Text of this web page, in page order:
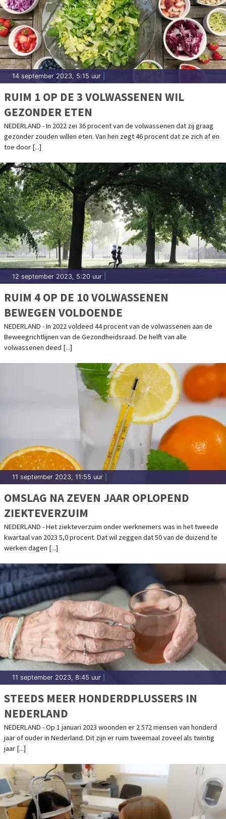
14 september 2023, 5:15 uur
RUIM 1 OP DE 3 VOLWASSENEN WIL
GEZONDER ETEN
NEDERLAND - In 2022 zei 36 procent van de volwassenen dat zij graag
gezonder zouden willen eten. Van hen zegt 46 procent dat ze zich af en
toe door [...]
12 september 2023, 5:20 uur
RUIM 4 OP DE 10 VOLWASSENEN
BEWEGEN VOLDOENDE
NEDERLAND - In 2022 voldeed 44 procent van de volwassenen aan de
Beweegrichtlijnen van de Gezondheidsraad. De helft van alle
volwassenen deed [...]
11 september 2023, 11:55 uur
OMSLAG NA ZEVEN JAAR OPLOPEND
ZIEKTEVERZUIM
NEDERLAND - Het ziekteverzuim onder werknemers was in het tweede
kwartaal van 2023 5,0 procent. Dat wil zeggen dat 50 van de duizend te
werken dagen [...]
11 september 2023, 8:45 uur
STEEDS MEER HONDERDPLUSSERS IN
NEDERLAND
NEDERLAND - Op 1 januari 2023 woonden er 2 572 mensen van honderd
jaar of ouder in Nederland. Dit zijn er ruim tweemaal zoveel als twintig
jaar [...]